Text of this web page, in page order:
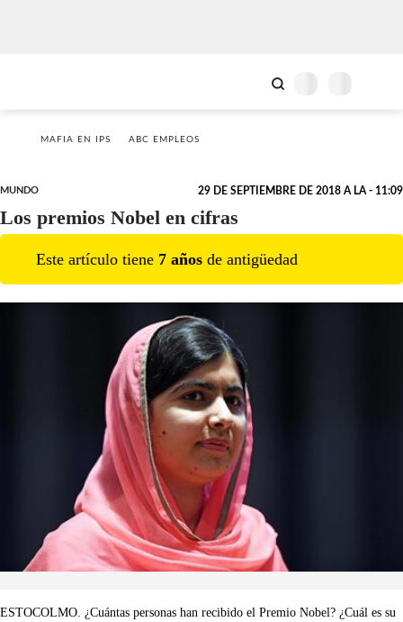
MAFIA EN IPS ABC EMPLEOS
MUNDO 29 DE SEPTIEMBRE DE 2018 A LA - 11:09
Los premios Nobel en cifras
Este artículo tiene 7 años de antigüedad
ESTOCOLMO. ¿Cuántas personas han recibido el Premio Nobel? ¿Cuál es su